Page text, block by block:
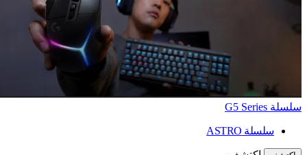
سلسلة G5 Series
سلسلة ASTRO